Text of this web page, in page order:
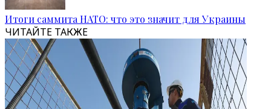
Итоги саммита НАТО: что это значит для Украины
ЧИТАЙТЕ ТАКЖЕ